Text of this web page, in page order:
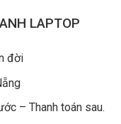
LAPTOP
đời
– Thanh toán sau.